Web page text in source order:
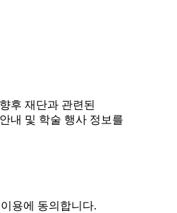
후 재단과 관련된
내 및 학술 행사 정보를
용에 동의합니다.